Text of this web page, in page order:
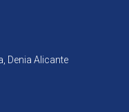
Denia Alicante